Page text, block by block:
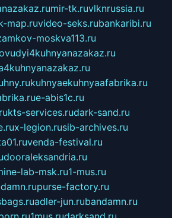
mir-tk.ruvlknrussia.ru
map.ruvideo-seks.rubankaribi.ru
moskva113.ru
kuhnyaekuhnyaafabrika.ru
e-abis1c.ru
kts-services.rudark-sand.ru
x-legion.rusib-archives.ru
venda-festival.ru
dooraleksandria.ru
lab-msk.ru1-mus.ru
purse-factory.ru
adler-jun.rubandamn.ru